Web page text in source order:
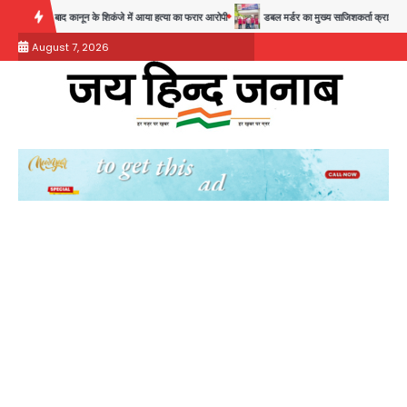
content
साल बाद कानून के शिकंजे में आया हत्या का फरार आरोपी डबल मर्डर का मुख्य साजिशकर्ता क्राइम ब्रांच के
August 7, 2026